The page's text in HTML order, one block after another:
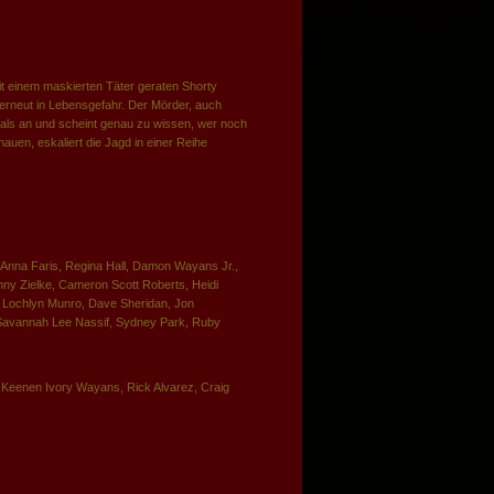
einem maskierten Täter geraten Shorty
in Lebensgefahr. Der Mörder, auch
an und scheint genau zu wissen, wer noch
eskaliert die Jagd in einer Reihe
Faris, Regina Hall, Damon Wayans Jr.,
Zielke, Cameron Scott Roberts, Heidi
Munro, Dave Sheridan, Jon
Lee Nassif, Sydney Park, Ruby
Ivory Wayans, Rick Alvarez, Craig